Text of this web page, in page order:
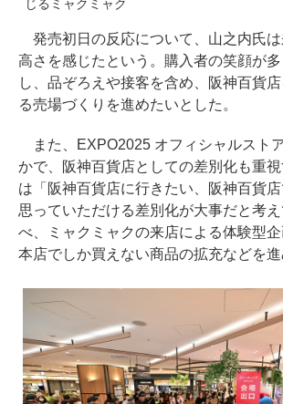
じるミャクミャク
発売初日の反応について、山之内氏
高さを感じたという。購入者の笑顔が
し、品ぞろえや接客を含め、阪神百貨
る売場づくりを進めたいとした。
また、EXPO2025 オフィシャルスト
かで、阪神百貨店としての差別化も重
は「阪神百貨店に行きたい、阪神百貨
思っていただける差別化が大事だと考
べ、ミャクミャクの来店による体験型
本店でしか買えない商品の拡充などを進